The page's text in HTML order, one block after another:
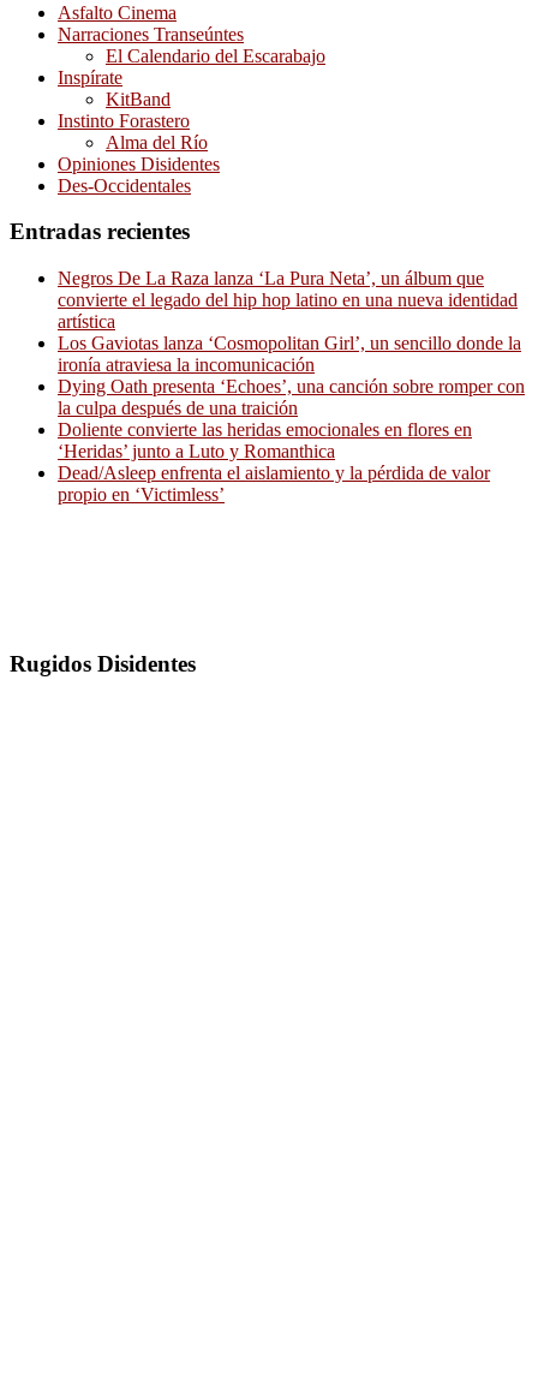
Asfalto Cinema
Narraciones Transeúntes
El Calendario del Escarabajo
Inspírate
KitBand
Instinto Forastero
Alma del Río
Opiniones Disidentes
Des-Occidentales
Entradas recientes
Negros De La Raza lanza ‘La Pura Neta’, un álbum que
convierte el legado del hip hop latino en una nueva identidad
artística
Los Gaviotas lanza ‘Cosmopolitan Girl’, un sencillo donde la
ironía atraviesa la incomunicación
Dying Oath presenta ‘Echoes’, una canción sobre romper con
la culpa después de una traición
Doliente convierte las heridas emocionales en flores en
‘Heridas’ junto a Luto y Romanthica
Dead/Asleep enfrenta el aislamiento y la pérdida de valor
propio en ‘Victimless’
Rugidos Disidentes